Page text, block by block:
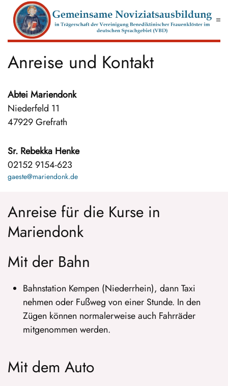
Zum Hauptinhalt springen
Anreise und Kontakt
Abtei Mariendonk
Niederfeld 11
47929 Grefrath
Sr. Rebekka Henke
02152 9154-623
gaeste@mariendonk.de
Anreise für die Kurse in
Mariendonk
Mit der Bahn
Bahnstation Kempen (Niederrhein), dann Taxi
nehmen oder Fußweg von einer Stunde. In den
Zügen können normalerweise auch Fahrräder
mitgenommen werden.
Mit dem Auto